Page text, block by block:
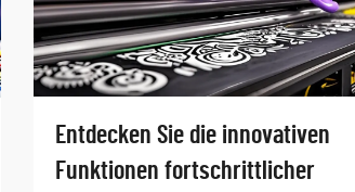
Entdecken Sie die innovativen
Funktionen fortschrittlicher